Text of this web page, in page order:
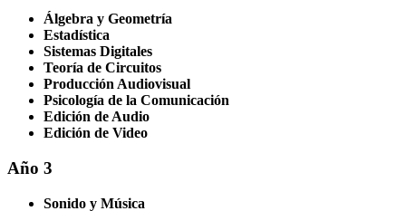
Álgebra y Geometría
Estadística
Sistemas Digitales
Teoría de Circuitos
Producción Audiovisual
Psicología de la Comunicación
Edición de Audio
Edición de Video
Año 3
Sonido y Música